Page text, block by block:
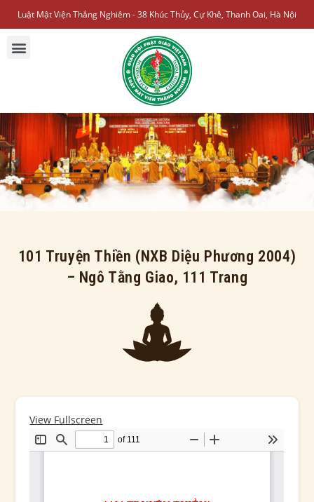
Luật Mật Viện Thắng Nghiêm - 38 Khúc Thủy, Cự Khê, Thanh Oai, Hà Nội
101 Truyện Thiền (NXB Diệu Phương 2004)
– Ngô Tằng Giao, 111 Trang
View Fullscreen